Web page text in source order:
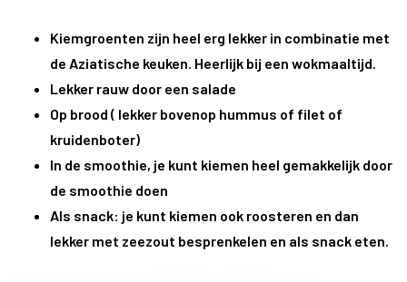
Kiemgroenten zijn heel erg lekker in combinatie met
de Aziatische keuken. Heerlijk bij een wokmaaltijd.
Lekker rauw door een salade
Op brood ( lekker bovenop hummus of filet of
kruidenboter)
In de smoothie, je kunt kiemen heel gemakkelijk door
de smoothie doen
Als snack: je kunt kiemen ook roosteren en dan
lekker met zeezout besprenkelen en als snack eten.